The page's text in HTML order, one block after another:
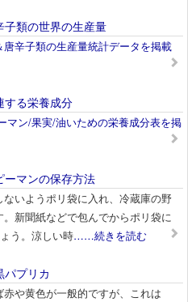
子類の世界の生産量
辛子類の生産量統計データを掲載
する栄養成分
マン/果実/油いための栄養成分表を掲
マンの保存方法
ないようポリ袋に入れ、冷蔵庫の野
新聞紙などで包んでからポリ袋に
う。涼しい時……続きを読む
プリカ
や黄色が一般的ですが、これは